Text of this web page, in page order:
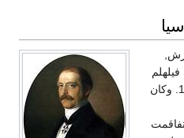
الأول" بعد وفاة أخيه في عام 1861. وكان